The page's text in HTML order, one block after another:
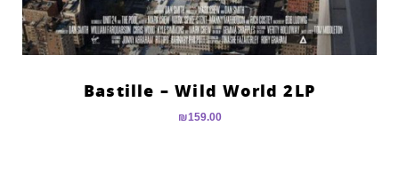
Bastille – Wild World 2LP
₪159.00